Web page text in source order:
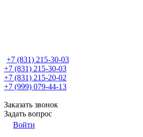
+7 (831) 215-30-03
+7 (831) 215-30-03
+7 (831) 215-20-02
+7 (999) 079-44-13
Заказать звонок
Задать вопрос
Войти